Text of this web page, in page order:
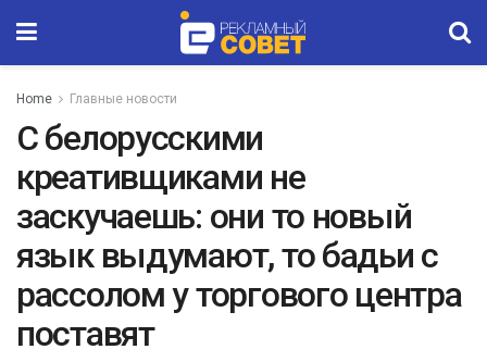
Home Главные новости
С белорусскими
креативщиками не
заскучаешь: они то новый
язык выдумают, то бадьи с
рассолом у торгового центра
поставят